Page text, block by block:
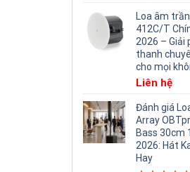
Loa âm
412C/T
2026 – Giải
thanh
cho mọi
Liên hệ
Đánh giá
Array
Bass 30cm
2026: Hát
Hay